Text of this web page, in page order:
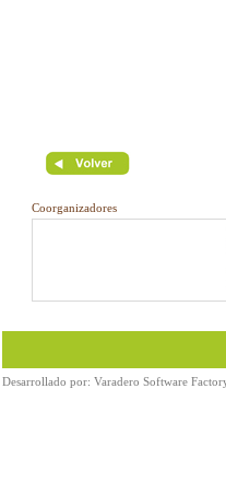
Coorganizadores
Desarrollado por: Varadero Software